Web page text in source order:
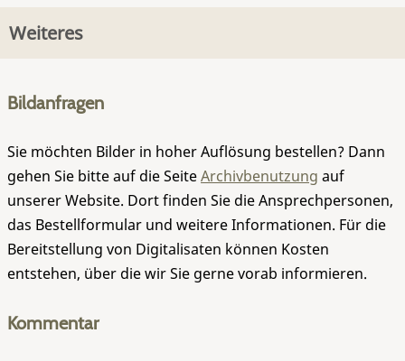
Weiteres
Bildanfragen
Sie möchten Bilder in hoher Auflösung bestellen? Dann
gehen Sie bitte auf die SeiteArchivbenutzung auf
unserer Website. Dort finden Sie die Ansprechpersonen,
das Bestellformular und weitere Informationen. Für die
Bereitstellung von Digitalisaten können Kosten
entstehen, über die wir Sie gerne vorab informieren.
Kommentar